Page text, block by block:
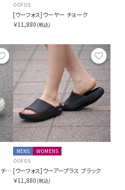
OOFOS
[ウーフォス]ウーヤー チョーク
￥11,880 (税込)
お気に入り
[ウーフォス]ウーオリジナルプラス チョーク
MENS
WOMENS
OOFOS
[ウーフォス]ウーアープラス ブラック
￥11,880 (税込)